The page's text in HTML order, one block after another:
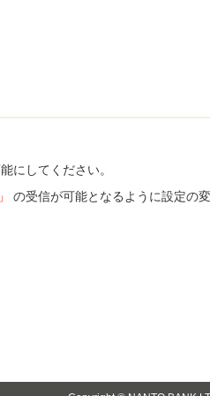
にしてください。
の受信が可能となるように設定の変